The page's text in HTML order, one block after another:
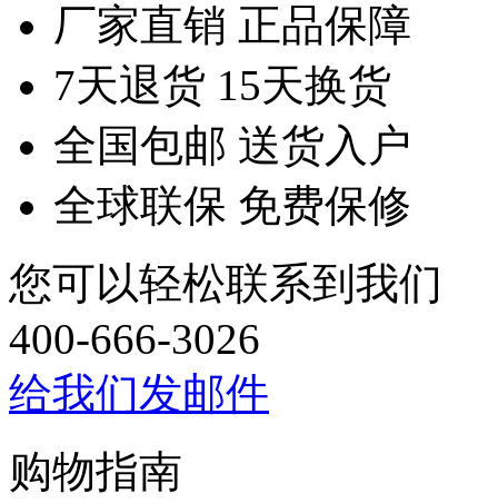
厂家直销 正品保障
7天退货 15天换货
全国包邮 送货入户
全球联保 免费保修
您可以轻松联系到我们
400-666-3026
给我们发邮件
购物指南